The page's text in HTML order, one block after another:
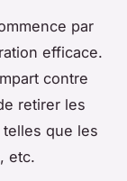
par
efficace.
contre
retirer les
telles que les
etc.